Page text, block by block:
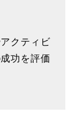
クティビ
功を評価